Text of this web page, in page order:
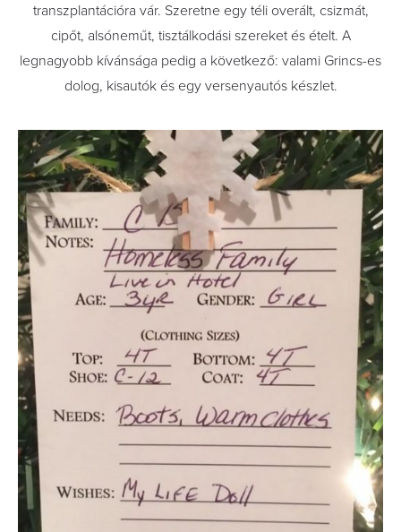
transzplantációra vár. Szeretne egy téli overált, csizmát,
cipőt, alsóneműt, tisztálkodási szereket és ételt. A
legnagyobb kívánsága pedig a következő: valami Grincs-es
dolog, kisautók és egy versenyautós készlet.